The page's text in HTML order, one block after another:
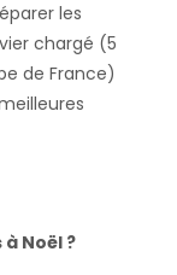
les
chargé (5
de France)
Noël ?